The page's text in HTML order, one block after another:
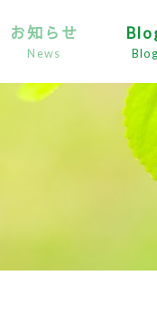
お知らせ
News Blog